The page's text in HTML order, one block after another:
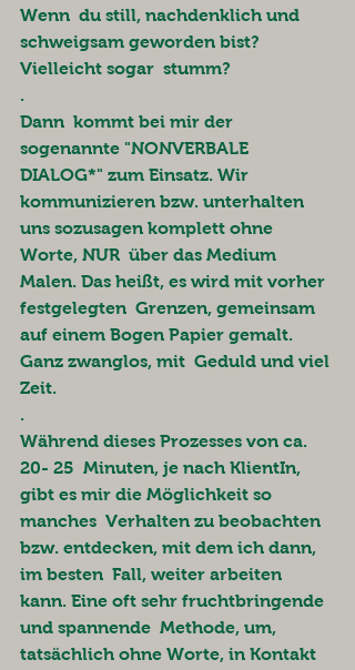
Wenn  du still, nachdenklich und
schweigsam geworden bist?
Vielleicht sogar  stumm?
.
Dann  kommt bei mir der
sogenannte "NONVERBALE
DIALOG*" zum Einsatz. Wir
kommunizieren bzw. unterhalten
uns sozusagen komplett ohne
Worte, NUR  über das Medium
Malen. Das heißt, es wird mit vorher
festgelegten  Grenzen, gemeinsam
auf einem Bogen Papier gemalt.
Ganz zwanglos, mit  Geduld und viel
Zeit.
.
Während dieses Prozesses von ca.
20- 25  Minuten, je nach KlientIn,
gibt es mir die Möglichkeit so
manches  Verhalten zu beobachten
bzw. entdecken, mit dem ich dann,
im besten  Fall, weiter arbeiten
kann. Eine oft sehr fruchtbringende
und spannende  Methode, um,
tatsächlich ohne Worte, in Kontakt